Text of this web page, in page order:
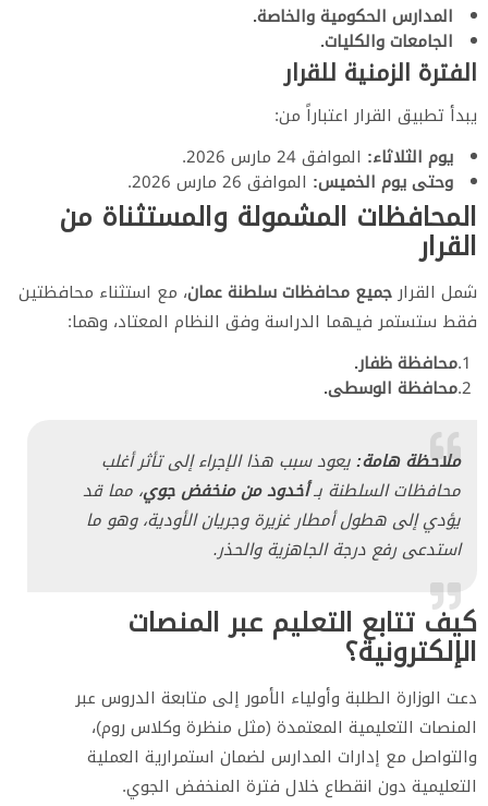
المدارس الحكومية والخاصة.
الجامعات والكليات.
​الفترة الزمنية للقرار
​يبدأ تطبيق القرار اعتباراً من:
يوم الثلاثاء: الموافق 24 مارس 2026.
وحتى يوم الخميس: الموافق 26 مارس 2026.
​المحافظات المشمولة والمستثناة من
القرار
​شمل القرارجميع محافظات سلطنة عمان، مع استثناء محافظتين
فقط ستستمر فيهما الدراسة وفق النظام المعتاد، وهما:
محافظة ظفار.
محافظة الوسطى.
ملاحظة هامة:يعود سبب هذا الإجراء إلى تأثر أغلب
محافظات السلطنة بـأخدود من منخفض جوي، مما قد
يؤدي إلى هطول أمطار غزيرة وجريان الأودية، وهو ما
استدعى رفع درجة الجاهزية والحذر.
كيف تتابع التعليم عبر المنصات
الإلكترونية؟
​دعت الوزارة الطلبة وأولياء الأمور إلى متابعة الدروس عبر
المنصات التعليمية المعتمدة (مثل منظرة وكلاس روم)،
والتواصل مع إدارات المدارس لضمان استمرارية العملية
التعليمية دون انقطاع خلال فترة المنخفض الجوي.